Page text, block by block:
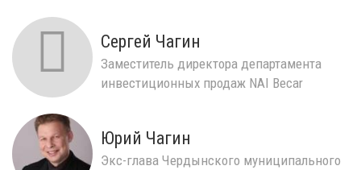
Сергей Чагин
Заместитель директора департамента
инвестиционных продаж NAI Becar
Юрий Чагин
Экс-глава Чердынского муниципального